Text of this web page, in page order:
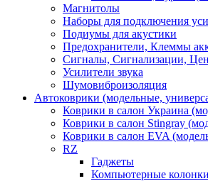
Магнитолы
Наборы для подключения
Подиумы для акустики
Предохранители, Клеммы
Сигналы, Сигнализации,
Усилители звука
Шумовиброизоляция
Автоковрики (модельные,
Коврики в салон Украина
Коврики в салон Stingray
Коврики в салон EVA
RZ
Гаджеты
Компьютерные колонки